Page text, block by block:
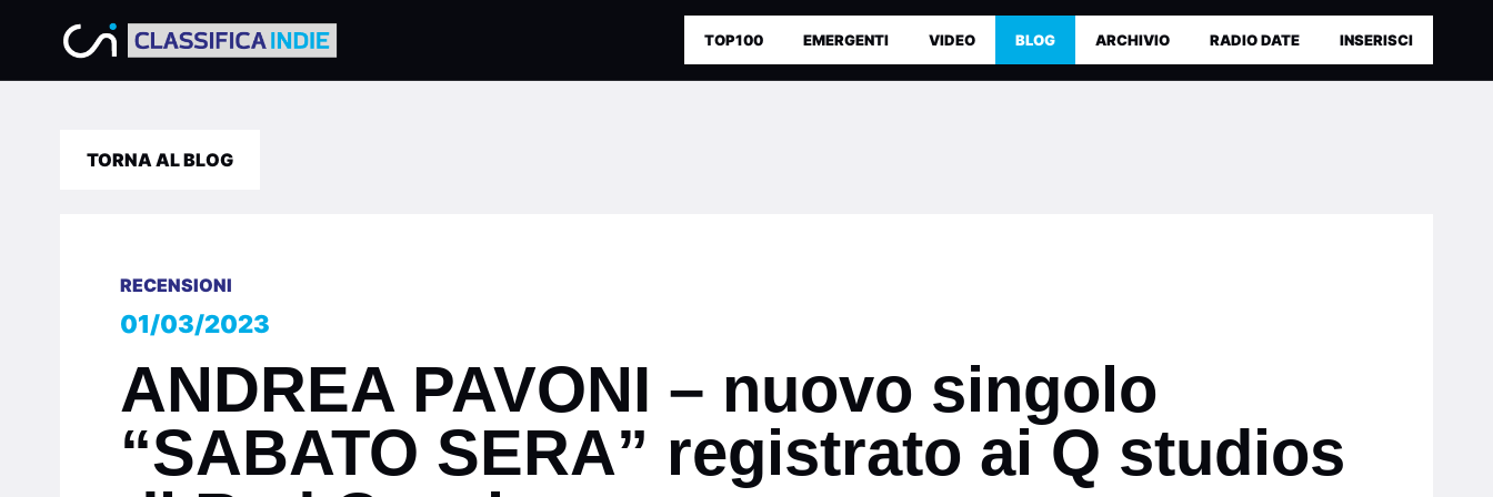
TOP100 EMERGENTI VIDEO BLOG ARCHIVIO RADIO DATE INSERISCI
TORNA AL BLOG
RECENSIONI
01/03/2023
ANDREA PAVONI – nuovo singolo
“SABATO SERA” registrato ai Q studios